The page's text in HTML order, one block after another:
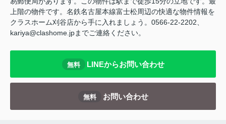
上階の物件です。名鉄名古屋本線富士松周辺の快適な物件情報を
クラスホーム刈谷店から手に入れましょう。0566-22-2202、
kariya@clashome.jpまでご連絡ください。
無料 LINEからお問い合わせ
無料 お問い合わせ